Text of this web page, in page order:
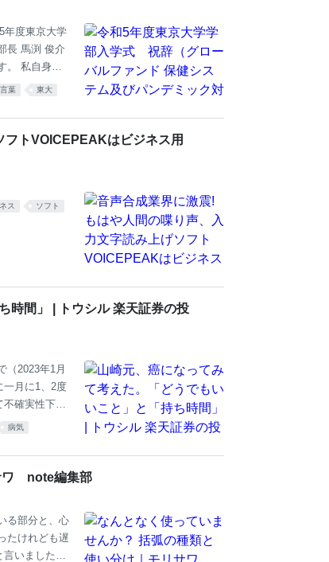
年度東京大学
長 馬渕 俊介
私自身も
るわくわく
創り、自分
生の中で、一
は東大卒業
ルティング
言葉 東大
トVOICEPEAKはビジネス用
ス ソフト
時間」 | トウシル 楽天証券の投
（2023年1月
一月に1、2度
確実性下の
でみて、何
ろう。 尚、投
されている
って、他人
病気
ワ note編集部
る部分と、心
たけれども遅
いました。